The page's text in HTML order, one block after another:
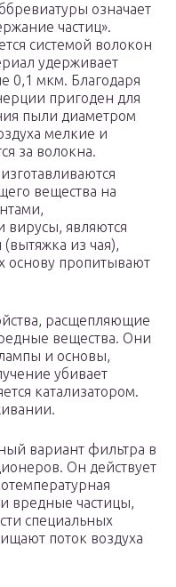
означает
частиц».
системой волокон
удерживает
0,1 мкм. Благодаря
пригоден для
пыли диаметром
мелкие и
за волокна.
вещества на
являются
из чая),
основу пропитывают
расщепляющие
вещества. Они
и основы,
убивает
катализатором.
вариант фильтра в
Он действует
вредные частицы,
специальных
поток воздуха